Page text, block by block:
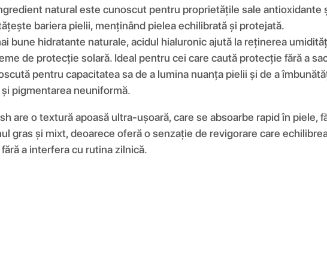
natural este cunoscut pentru proprietățile sale antioxidante
bariera pielii, menținând pielea echilibrată și protejată.
bune hidratante naturale, acidul hialuronic ajută la reținerea
de protecție solară. Ideal pentru cei care caută protecție fără a
pentru capacitatea sa de a lumina nuanța pielii și de a
pigmentarea neuniformă.
are o textură apoasă ultra-ușoară, care se absoarbe rapid în piele,
gras și mixt, deoarece oferă o senzație de revigorare care
a interfera cu rutina zilnică.